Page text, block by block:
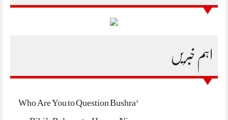
اہم خبریں
‘Who Are You to Question Bushra